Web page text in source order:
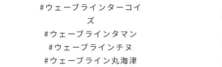
ウェーブラインターコイ
ズ
ウェーブラインタマン
ウェーブラインチヌ
ウェーブライン丸海津